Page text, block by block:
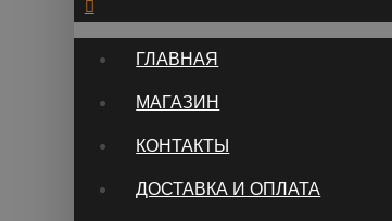
ГЛАВНАЯ
МАГАЗИН
КОНТАКТЫ
ДОСТАВКА И ОПЛАТА